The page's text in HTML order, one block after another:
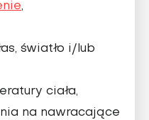
,
światło i/lub
ciała,
na nawracające